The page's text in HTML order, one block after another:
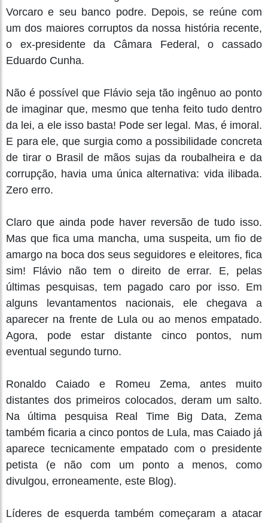
Vorcaro e seu banco podre. Depois, se reúne com
um dos maiores corruptos da nossa história recente,
o ex-presidente da Câmara Federal, o cassado
Eduardo Cunha.
Não é possível que Flávio seja tão ingênuo ao ponto
de imaginar que, mesmo que tenha feito tudo dentro
da lei, a ele isso basta! Pode ser legal. Mas, é imoral.
E para ele, que surgia como a possibilidade concreta
de tirar o Brasil de mãos sujas da roubalheira e da
corrupção, havia uma única alternativa: vida ilibada.
Zero erro.
Claro que ainda pode haver reversão de tudo isso.
Mas que fica uma mancha, uma suspeita, um fio de
amargo na boca dos seus seguidores e eleitores, fica
sim! Flávio não tem o direito de errar. E, pelas
últimas pesquisas, tem pagado caro por isso. Em
alguns levantamentos nacionais, ele chegava a
aparecer na frente de Lula ou ao menos empatado.
Agora, pode estar distante cinco pontos, num
eventual segundo turno.
Ronaldo Caiado e Romeu Zema, antes muito
distantes dos primeiros colocados, deram um salto.
Na última pesquisa Real Time Big Data, Zema
também ficaria a cinco pontos de Lula, mas Caiado já
aparece tecnicamente empatado com o presidente
petista (e não com um ponto a menos, como
divulgou, erroneamente, este Blog).
Líderes de esquerda também começaram a atacar